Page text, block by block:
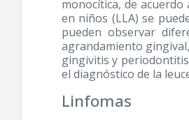
monocítica, de
en niños (LLA) se
pueden observar
agrandamiento
gingivitis y
el diagnóstico de la
Linfomas